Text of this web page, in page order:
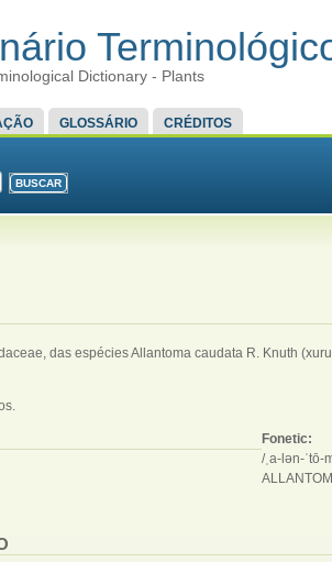
Dictionary - Plants
GLOSSÁRIO CRÉDITOS
das espécies Allantoma caudata R. Knuth
Fonetic:
/ˌa-​lən-​ˈtō-​